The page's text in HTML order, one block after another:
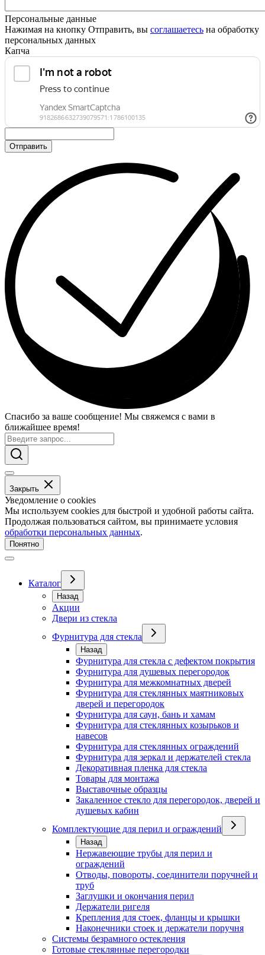
Персональные данные
Нажимая на кнопку Отправить, вы соглашаетесь на обработку
персональных данных
Капча
Отправить
Спасибо за ваше сообщение! Мы свяжемся с вами в
ближайшее время!
Закрыть
Уведомление о cookies
Мы используем cookies для быстрой и удобной работы сайта.
Продолжая пользоваться сайтом, вы принимаете условия
обработки персональных данных.
Понятно
Каталог
Назад
Акции
Двери из стекла
Фурнитура для стекла
Назад
Фурнитура для стекла с дефектом покрытия
Фурнитура для душевых перегородок
Фурнитура для межкомнатных дверей
Фурнитура для стеклянных маятниковых
дверей и перегородок
Фурнитура для саун, бань и хамам
Фурнитура для стеклянных козырьков и
навесов
Фурнитура для стеклянных ограждений
Фурнитура для зеркал и держателей стекла
Декоративная пленка для стекла
Товары для монтажа
Выставочные образцы
Закаленное стекло для перегородок, дверей и
душевых кабин
Комплектующие для перил и ограждений
Назад
Нержавеющие трубы для перил и
ограждений
Отводы, повороты, соединители поручней и
труб
Заглушки и окончания перил
Держатели ригеля
Крепления для стоек, фланцы и крышки
Наконечники стоек и держатели поручня
Системы безрамного остекления
Готовые стеклянные перегородки